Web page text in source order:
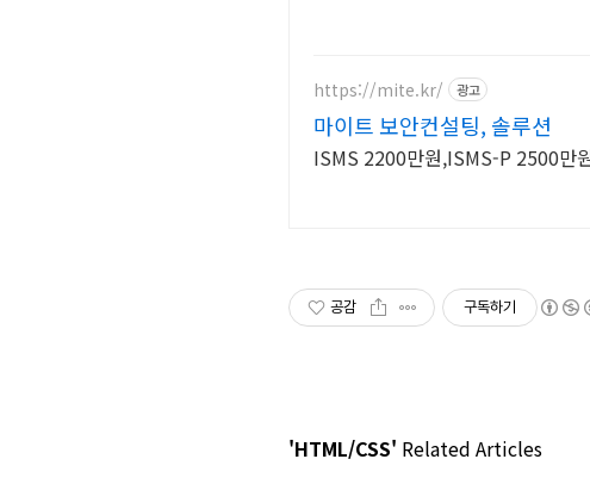
https://mite.kr/ 광고
마이트 보안컨설팅, 솔루션
ISMS 2200만원,ISMS-P 2500만
공감 구독하기
'HTML/CSS' Related Articles